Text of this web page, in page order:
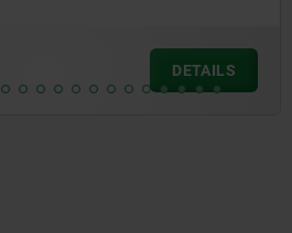
€121.77
plus shipping costs